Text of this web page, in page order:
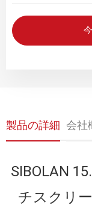
製品の詳細 会社
SIBOLAN
チスクリ